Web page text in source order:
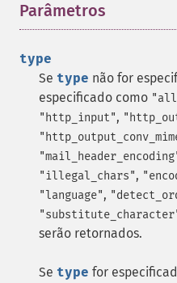
Parâmetros
type
Se type não for
especificado como
"http_input",
"illegal_chars",
"language",
serão retornados.
Se type for